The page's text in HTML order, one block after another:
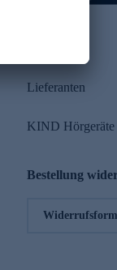
Lieferanten
KIND Hörgeräte
Bestellung